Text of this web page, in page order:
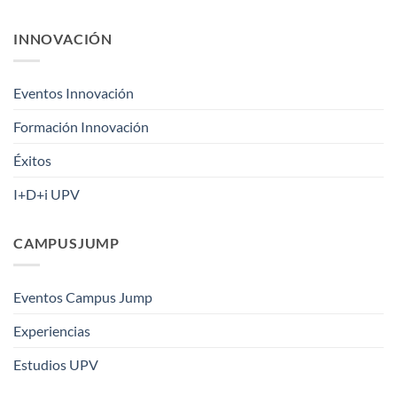
INNOVACIÓN
Eventos Innovación
Formación Innovación
Éxitos
I+D+i UPV
CAMPUSJUMP
Eventos Campus Jump
Experiencias
Estudios UPV